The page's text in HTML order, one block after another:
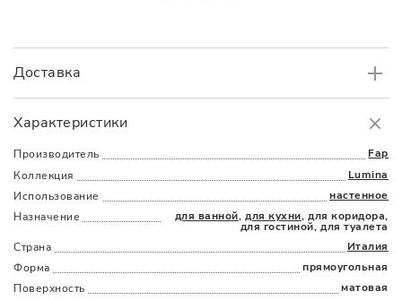
Характеристики
Производитель
Fap
Коллекция
Lumina
Использование
настенное
Назначение
для ванной,для кухни, для коридора,
для гостиной, для туалета
Страна
Италия
Форма
прямоугольная
Поверхность
матовая
Доставка
Доставка
Наличыми